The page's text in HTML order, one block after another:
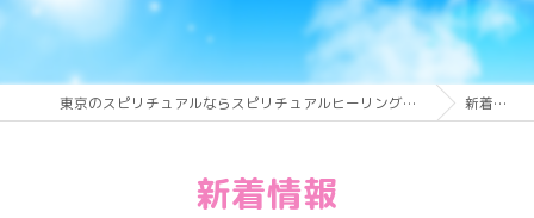
東京のスピリチュアルならスピリチュアルヒーリングセンター ビラブド 新着情報
新着情報